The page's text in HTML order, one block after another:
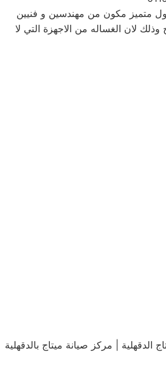
متميز مكون من مهندسين و فنيين
لان الغساله من الاجهزة التي لا
| مركز صيانة ميتاج بالدقهلية